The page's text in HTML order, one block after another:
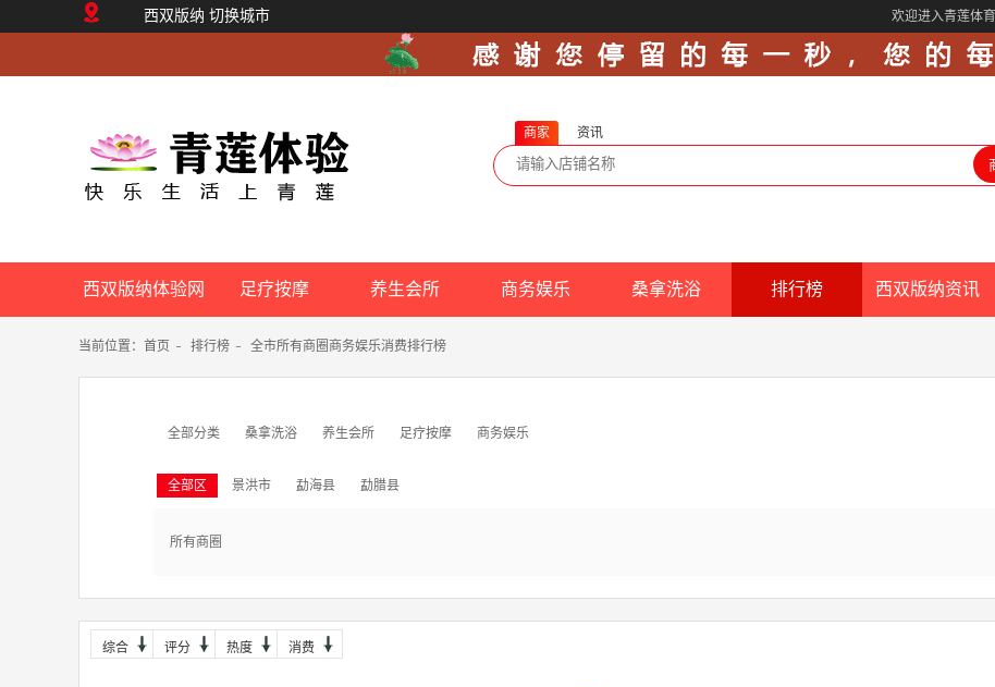
西双版纳 切换城市 欢迎进入青莲体
商家 资讯
西双版纳体验网 足疗按摩 养生会所 商务娱乐 桑拿洗浴 排行榜 西双版纳资讯
当前位置： 首页 - 排行榜 - 全市所有商圈商务娱乐消费排行榜
全部分类 桑拿洗浴 养生会所 足疗按摩 商务娱乐
全部区 景洪市 勐海县 勐腊县
所有商圈
综合 评分 热度 消费